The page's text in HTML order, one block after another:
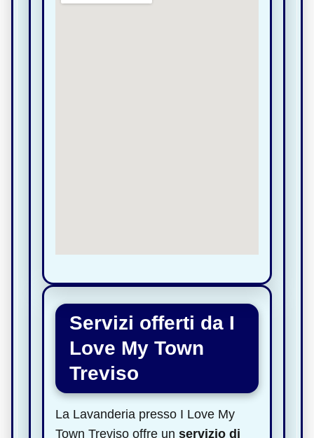
Servizi offerti da I
Love My Town
Treviso
La Lavanderia presso I Love My
Town Treviso offre un servizio di